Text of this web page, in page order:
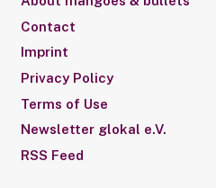
Contact
Imprint
Privacy Policy
Terms of Use
Newsletter glokal e.V.
RSS Feed